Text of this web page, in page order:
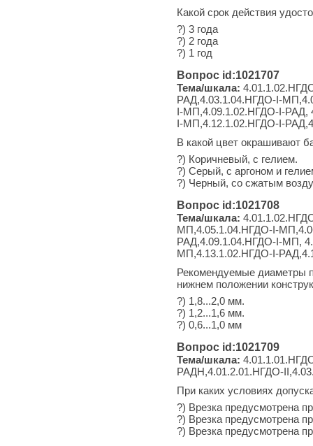
Какой срок действия
?) 3 года
?) 2 года
?) 1 год
Вопрос id:1021707
Тема/шкала:
РАД,4.03.1.04.НГДО-I-
I-МП,4.09.1.02.НГДО-I-РАД,
I-МП,4.12.1.02.НГДО-I-
В какой цвет окрашивают
?) Коричневый, с гелием.
?) Серый, с аргоном и
?) Черный, со сжатым
Вопрос id:1021708
Тема/шкала:
МП,4.05.1.04.НГДО-I-
РАД,4.09.1.04.НГДО-I-МП,
МП,4.13.1.02.НГДО-I-
Рекомендуемые диаметры
нижнем положении
?) 1,8...2,0 мм.
?) 1,2...1,6 мм.
?) 0,6...1,0 мм
Вопрос id:1021709
Тема/шкала:
РАДН,4.01.2.01.НГДО-
При каких условиях
?) Врезка предусмотрена
?) Врезка предусмотрена
?) Врезка предусмотрена